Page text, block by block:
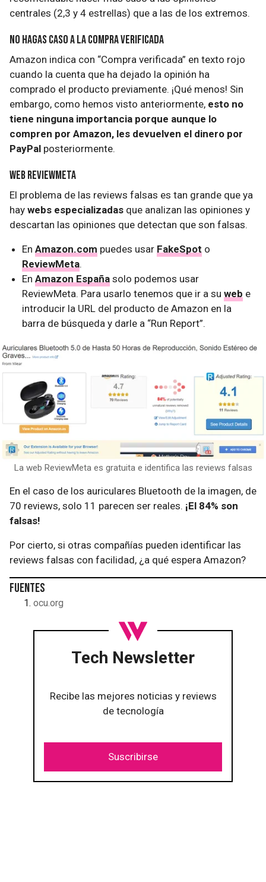
centrales (2,3 y 4 estrellas) que a las de los extremos.
No hagas caso a la compra verificada
Amazon indica con “Compra verificada” en texto rojo
cuando la cuenta que ha dejado la opinión ha
comprado el producto previamente. ¡Qué menos! Sin
embargo, como hemos visto anteriormente, esto no
tiene ninguna importancia porque aunque lo
compren por Amazon, les devuelven el dinero por
PayPal posteriormente.
Web ReviewMeta
El problema de las reviews falsas es tan grande que ya
hay webs especializadas que analizan las opiniones y
descartan las opiniones que detectan que son falsas.
EnAmazon.com puedes usar FakeSpot o
ReviewMeta.
EnAmazon España solo podemos usar
ReviewMeta. Para usarlo tenemos que ir a suweb e
introducir la URL del producto de Amazon en la
barra de búsqueda y darle a “Run Report”.
La web ReviewMeta es gratuita e identifica las reviews falsas
En el caso de los auriculares Bluetooth de la imagen, de
70 reviews, solo 11 parecen ser reales. ¡El 84% son
falsas!
Por cierto, si otras compañías pueden identificar las
reviews falsas con facilidad, ¿a qué espera Amazon?
Fuentes
ocu.org
Tech Newsletter
Recibe las mejores noticias y reviews
de tecnología
Suscribirse